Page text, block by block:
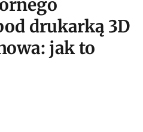
drukarką 3D
jak to